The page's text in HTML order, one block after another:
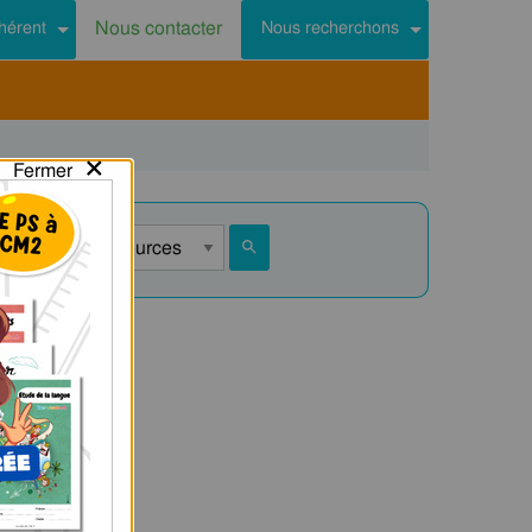
Nous contacter Nous recherchons
Fermer×